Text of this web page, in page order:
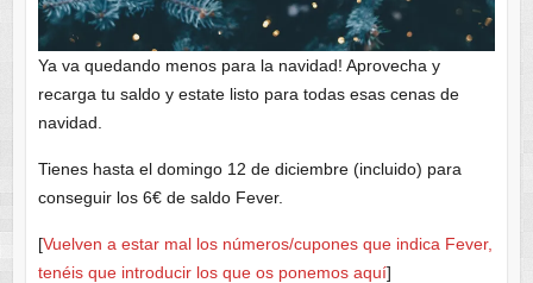
Ya va quedando menos para la navidad! Aprovecha y
recarga tu saldo y estate listo para todas esas cenas de
navidad.
Tienes hasta el domingo 12 de diciembre (incluido) para
conseguir los 6€ de saldo Fever.
[Vuelven a estar mal los números/cupones que indica Fever,
tenéis que introducir los que os ponemos aquí]